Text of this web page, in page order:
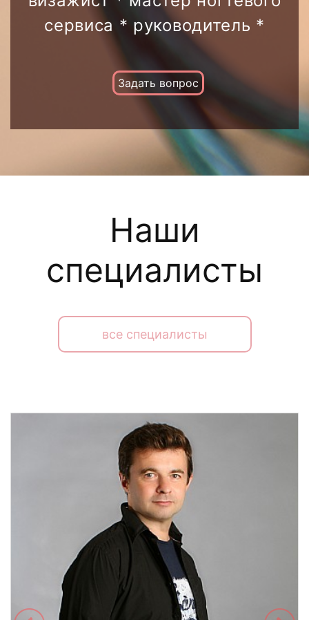
сервиса * руководитель *
Задать вопрос
Наши
специалисты
все специалисты